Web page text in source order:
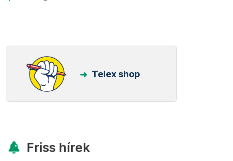
Telex shop
Friss hírek